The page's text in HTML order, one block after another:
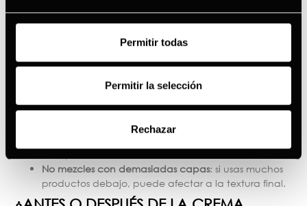
Permitir todas
Permitir la selección
Rechazar
REGLAS BÁSICAS (PARA QUE
FUNCIONEN DE VERDAD)
Evita excesos: más producto no significa más efecto;
a veces significa bolitas/pilling.
maquillaje.
Ojo con el contorno de ojos: sigue las indicaciones
No mezcles con demasiadas capas: si usas muchos
productos debajo, puede afectar a la textura final.